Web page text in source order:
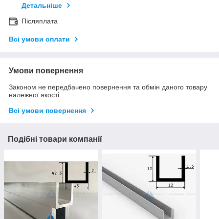
Детальніше
Післяплата
Всі умови оплати
Умови повернення
Законом не передбачено повернення та обмін даного товару
належної якості
Всі умови повернення
Подібні товари компанії